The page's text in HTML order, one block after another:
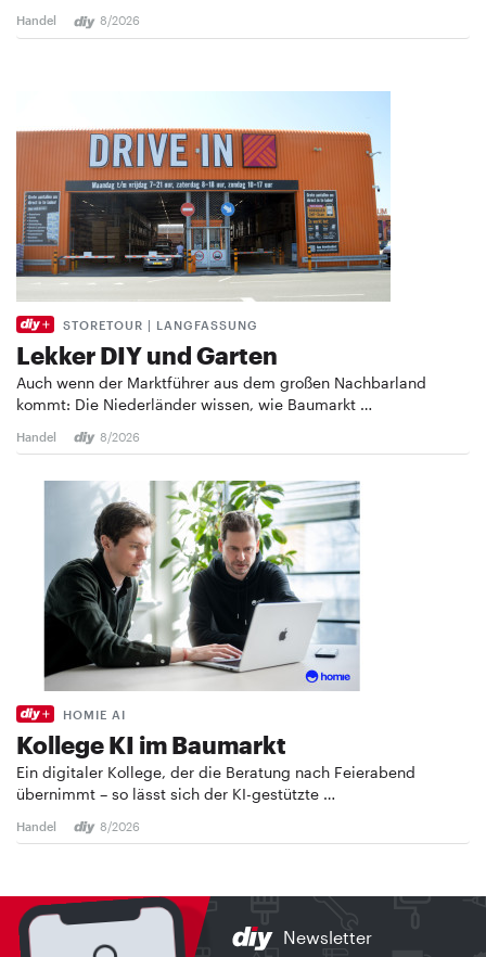
Handel 8/2026
STORETOUR | LANGFASSUNG
Lekker DIY und Garten
Auch wenn der Marktführer aus dem großen Nachbarland
kommt: Die Niederländer wissen, wie Baumarkt …
Handel 8/2026
HOMIE AI
Kollege KI im Baumarkt
Ein digitaler Kollege, der die Beratung nach Feierabend
übernimmt – so lässt sich der KI-gestützte …
Handel 8/2026
Newsletter